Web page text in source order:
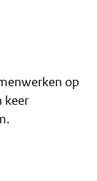
op
keer